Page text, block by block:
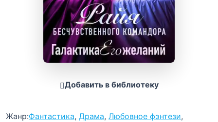
Добавить в библиотеку
Жанр:Фантастика, Драма, Любовное фэнтези,